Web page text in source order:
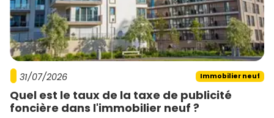
31/07/2026 Immobilier neuf
Quel est le taux de la taxe de publicité
foncière dans l'immobilier neuf ?